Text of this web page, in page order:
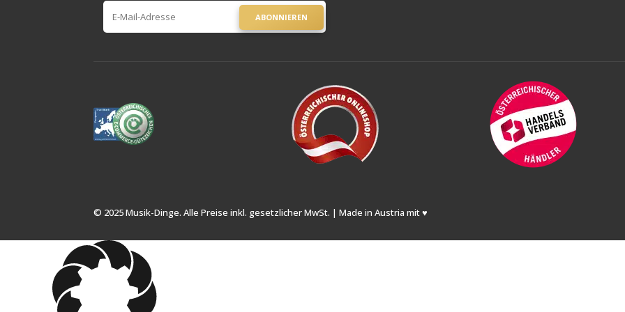
ABONNIEREN
© 2025 Musik-Dinge. Alle Preise inkl. gesetzlicher MwSt. | Made in Austria mit ♥